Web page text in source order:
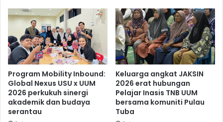
Program Mobility Inbound:
Global Nexus USU x UUM
2026 perkukuh sinergi
akademik dan budaya
serantau
Keluarga angkat JAKSIN
2026 erat hubungan
Pelajar Inasis TNB UUM
bersama komuniti Pulau
Tuba